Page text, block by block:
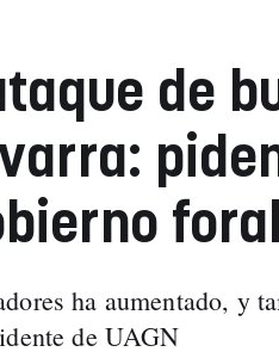
de
foral
ha aumentado, y
de UAGN